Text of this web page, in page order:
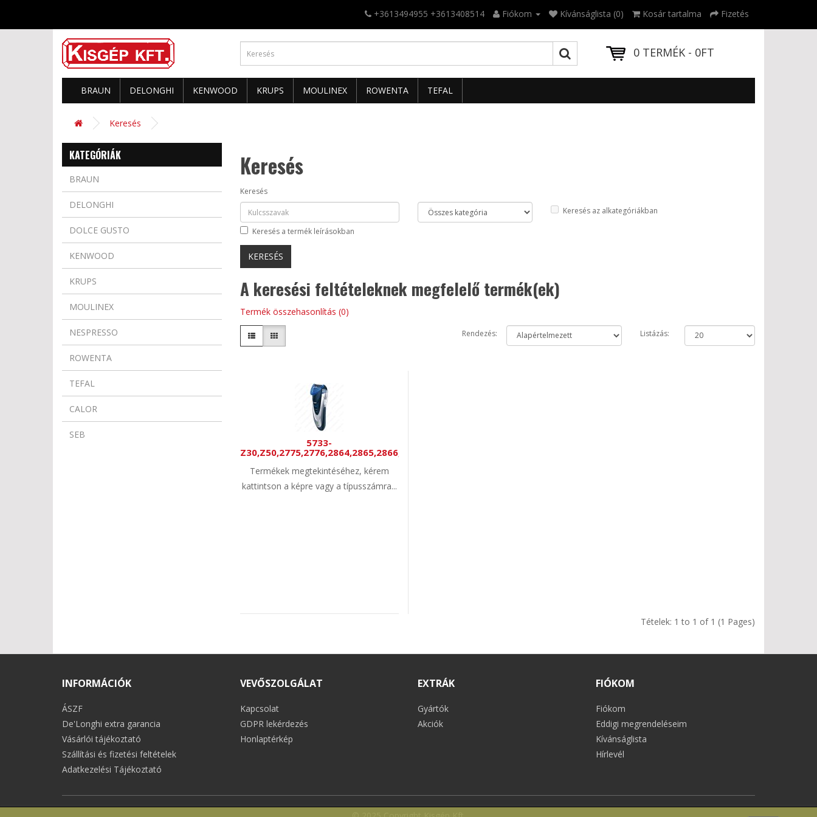
+3613494955 +3613408514 Fiókom Kívánságlista (0) Kosár tartalma Fizetés
0 TERMÉK - 0FT
BRAUN DELONGHI KENWOOD KRUPS MOULINEX ROWENTA TEFAL
Keresés
KATEGÓRIÁK
BRAUN
DELONGHI
DOLCE GUSTO
KENWOOD
KRUPS
MOULINEX
NESPRESSO
ROWENTA
TEFAL
CALOR
SEB
Keresés
Keresés
Keresés az alkategóriákban
Keresés a termék leírásokban
A keresési feltételeknek megfelelő termék(ek)
Termék összehasonlítás (0)
Rendezés: Listázás:
5733-
Z30,Z50,2775,2776,2864,2865,2866,2874,2876,CruZer2,CruZer3
Termékek megtekintéséhez, kérem
kattintson a képre vagy a típusszámra...
Tételek: 1 to 1 of 1 (1 Pages)
INFORMÁCIÓK
ÁSZF
De'Longhi extra garancia
Vásárlói tájékoztató
Szállítási és fizetési feltételek
Adatkezelési Tájékoztató
VEVŐSZOLGÁLAT
Kapcsolat
GDPR lekérdezés
Honlaptérkép
EXTRÁK
Gyártók
Akciók
FIÓKOM
Fiókom
Eddigi megrendeléseim
Kívánságlista
Hírlevél